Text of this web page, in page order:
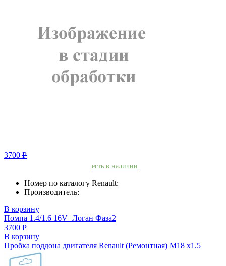
3700 Р
есть в наличии
Номер по каталогу Renault:
Производитель:
В корзину
Помпа 1.4/1.6 16V+Логан Фаза2
3700 Р
В корзину
Пробка поддона двигателя Renault (Ремонтная) M18 x1.5